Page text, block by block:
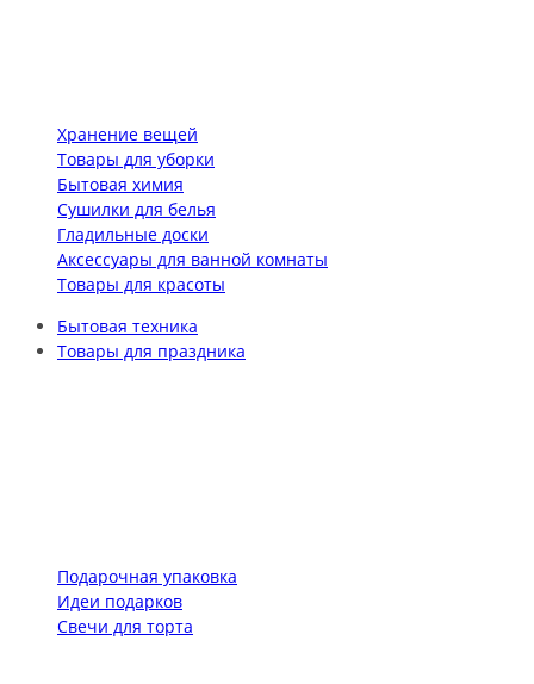
Хранение вещей
Товары для уборки
Бытовая химия
Сушилки для белья
Гладильные доски
Аксессуары для ванной комнаты
Товары для красоты
Бытовая техника
Товары для праздника
Подарочная упаковка
Идеи подарков
Свечи для торта